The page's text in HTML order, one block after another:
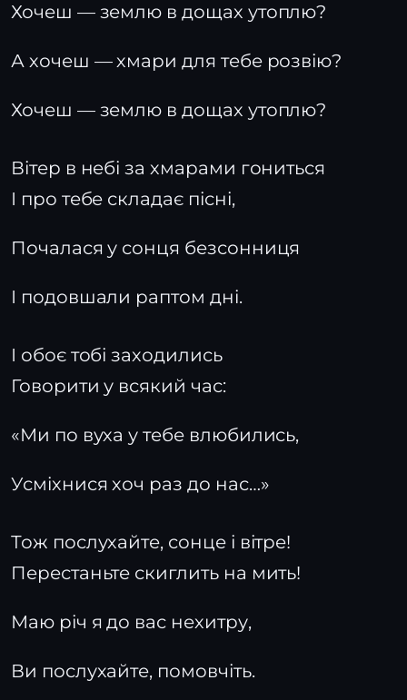
Хочеш — землю в дощах утоплю?
А хочеш — хмари для тебе розвію?
Хочеш — землю в дощах утоплю?
Вітер в небі за хмарами гониться
І про тебе складає пісні,
Почалася у сонця безсонниця
І подовшали раптом дні.
І обоє тобі заходились
Говорити у всякий час:
«Ми по вуха у тебе влюбились,
Усміхнися хоч раз до нас…»
Тож послухайте, сонце і вітре!
Перестаньте скиглить на мить!
Маю річ я до вас нехитру,
Ви послухайте, помовчіть.